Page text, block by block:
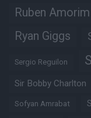
Ruben Amorim
Ryan Giggs
Sergio Reguilon
Sir Bobby Charlton
Sofyan Amrabat